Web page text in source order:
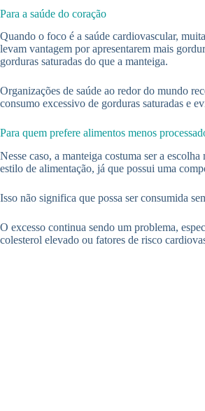
Para a saúde do coração
Quando o foco é a saúde cardiovascular,
levam vantagem por apresentarem mais
gorduras saturadas do que a manteiga.
Organizações de saúde ao redor do mundo
consumo excessivo de gorduras saturadas e
Para quem prefere alimentos menos
Nesse caso, a manteiga costuma ser a escolha
estilo de alimentação, já que possui uma
Isso não significa que possa ser consumida
O excesso continua sendo um problema,
colesterol elevado ou fatores de risco